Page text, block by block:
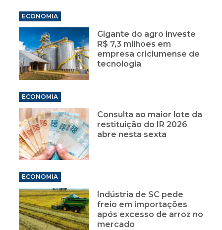
ECONOMIA
Gigante do agro investe
R$ 7,3 milhões em
empresa criciumense de
tecnologia
ECONOMIA
Consulta ao maior lote da
restituição do IR 2026
abre nesta sexta
ECONOMIA
Indústria de SC pede
freio em importações
após excesso de arroz no
mercado